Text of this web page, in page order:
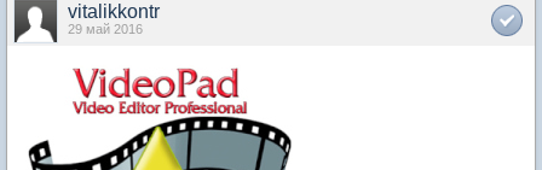
vitalikkontr
29 май 2016